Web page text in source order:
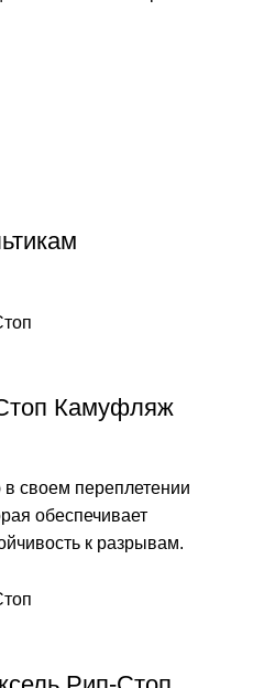
Камуфляж
своем переплетении
обеспечивает
к разрывам.